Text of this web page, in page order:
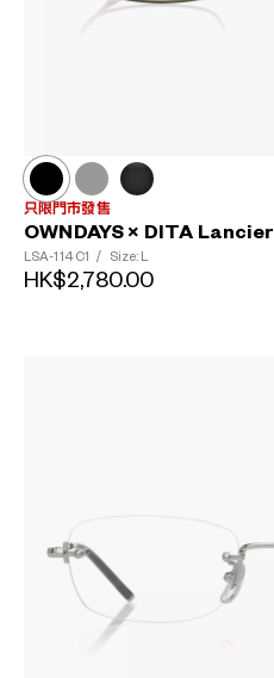
只限門市發售
OWNDAYS × DITA Lancier
LSA-114C1 / Size: L
HK$2,780.00